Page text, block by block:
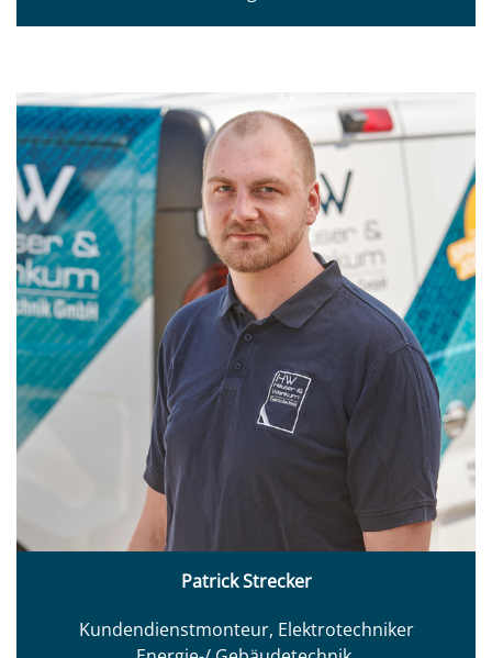
Patrick Strecker
Kundendienstmonteur, Elektrotechniker